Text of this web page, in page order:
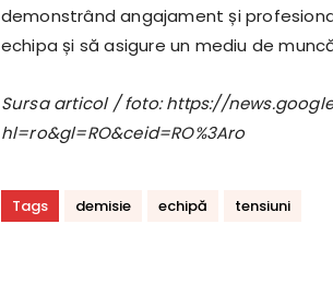
demonstrând angajament și
echipa și să asigure un mediu de
Sursa articol / foto: https://
hl=ro&gl=RO&ceid=RO%3Aro
Tags demisie echipă tensiuni